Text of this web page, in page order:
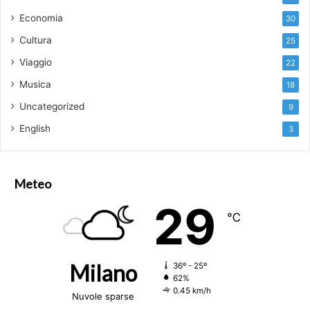
Economia 30
Cultura 25
Viaggio 22
Musica 18
Uncategorized 9
English 3
Meteo
Milano
Nuvole sparse
29 ℃
36º - 25º
62%
0.45 km/h